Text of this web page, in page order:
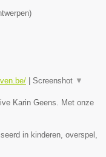
)
Screenshot ▼
Karin Geens. Met onze
in kinderen, overspel,